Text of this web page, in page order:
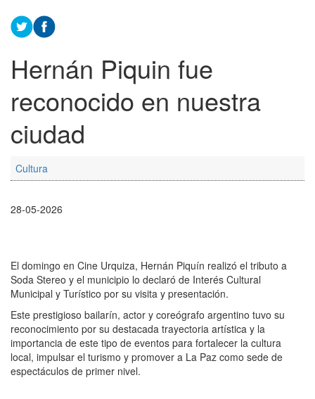
Hernán Piquin fue
reconocido en nuestra
ciudad
Cultura
28-05-2026
El domingo en Cine Urquiza, Hernán Piquín realizó el tributo a
Soda Stereo y el municipio lo declaró de Interés Cultural
Municipal y Turístico por su visita y presentación.
Este prestigioso bailarín, actor y coreógrafo argentino tuvo su
reconocimiento por su destacada trayectoria artística y la
importancia de este tipo de eventos para fortalecer la cultura
local, impulsar el turismo y promover a La Paz como sede de
espectáculos de primer nivel.